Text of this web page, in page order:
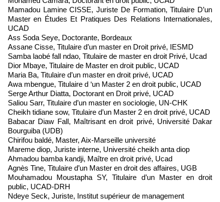
Mamadou Lamine CISSE, Juriste De Formation, Titulaire D’un
Master en Études Et Pratiques Des Relations Internationales,
UCAD
Ass Soda Seye, Doctorante, Bordeaux
Assane Cisse, Titulaire d’un master en Droit privé, IESMD
Samba laobé fall ndao, Titulaire de master en droit Privé, Ucad
Dior Mbaye, Titulaire de Master en droit public, UCAD
Maria Ba, Titulaire d’un master en droit privé, UCAD
Awa mbengue, Titulaire d ‘un Master 2 en droit public, UCAD
Serge Arthur Diatta, Doctorant en Droit privé, UCAD
Saliou Sarr, Titulaire d’un master en sociologie, UN-CHK
Cheikh tidiane sow, Titulaire d’un Master 2 en droit privé, UCAD
Babacar Diaw Fall, Maîtrisant en droit privé, Université Dakar
Bourguiba (UDB)
Chirifou baldé, Master, Aix-Marseille université
Mareme diop, Juriste interne, Université cheikh anta diop
Ahmadou bamba kandji, Maître en droit privé, Ucad
Agnès Tine, Titulaire d’un Master en droit des affaires, UGB
Mouhamadou Moustapha SY, Titulaire d’un Master en droit
public, UCAD-DRH
Ndeye Seck, Juriste, Institut supérieur de management